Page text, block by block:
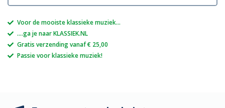
Voor de mooiste klassieke muziek...
....ga je naar KLASSIEK.NL
Gratis verzending vanaf € 25,00
Passie voor klassieke muziek!